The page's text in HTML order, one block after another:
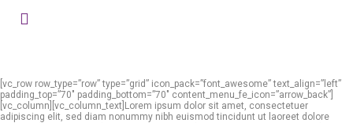
[vc_row row_type=”row” type=”grid” icon_pack=”font_awesome” text_align=”left”
padding_top=”70″ padding_bottom=”70″ content_menu_fe_icon=”arrow_back”]
[vc_column][vc_column_text]Lorem ipsum dolor sit amet, consectetuer
adipiscing elit, sed diam nonummy nibh euismod tincidunt ut laoreet dolore